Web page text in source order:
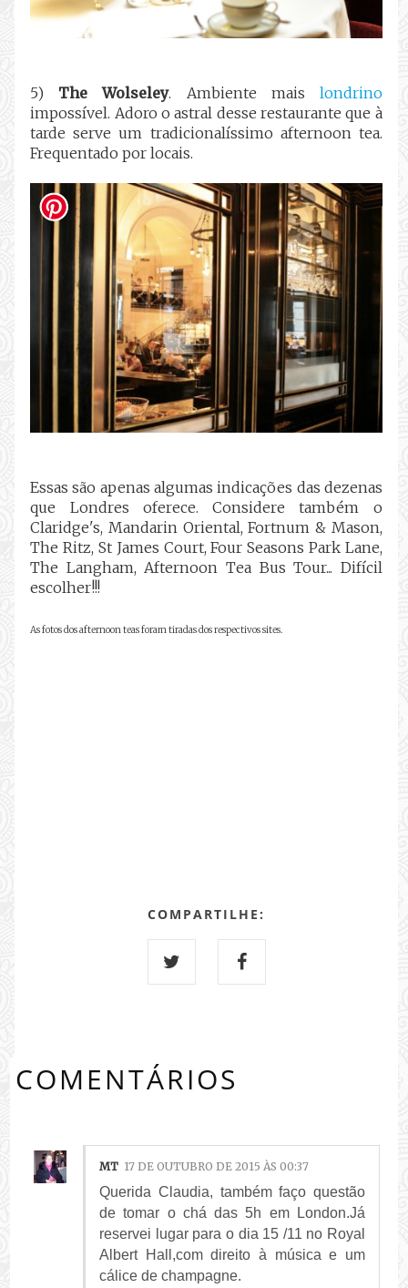
5) The Wolseley. Ambiente mais londrino
impossível. Adoro o astral desse restaurante que à
tarde serve um tradicionalíssimo afternoon tea.
Frequentado por locais.
Essas são apenas algumas indicações das dezenas
que Londres oferece. Considere também o
Claridge's, Mandarin Oriental, Fortnum & Mason,
The Ritz, St James Court, Four Seasons Park Lane,
The Langham, Afternoon Tea Bus Tour... Difícil
escolher!!!
As fotos dos afternoon teas foram tiradas dos respectivos sites.
COMPARTILHE:
COMENTÁRIOS
MT 17 DE OUTUBRO DE 2015 ÀS 00:37
Querida Claudia, também faço questão
de tomar o chá das 5h em London.Já
reservei lugar para o dia 15 /11 no Royal
Albert Hall,com direito à música e um
cálice de champagne.